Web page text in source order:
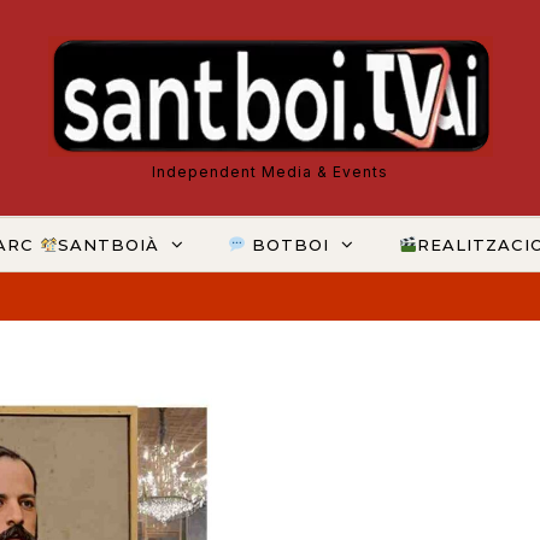
Independent Media & Events
SANTBOIÀ BOTBOI